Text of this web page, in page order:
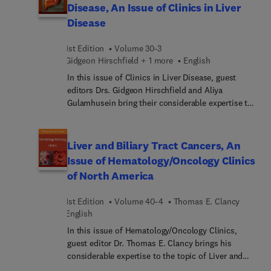
and controversy and invites preeminent
specialists to contribute original articles devoted
pediatrics inform and enhance clinical practice by
bringing concepts to a clinical level and exploring
their everyday impact on patient care.
Disease, An Issue of Clinics in Liver
Disease
1st Edition
Volume 30-3
Gidgeon Hirschfield + 1 more
English
In this issue of Clinics in Liver Disease, guest
editors Drs. Gidgeon Hirschfield and Aliya
Gulamhusein bring their considerable expertise to
to chronic cholestasis alongside a review of the
patient journey from diagnostic approach,
differential causes, symptom burden,
complications, and end stage liver disease.
Liver and Biliary Tract Cancers, An
Issue of Hematology/Oncology Clinics
of North America
1st Edition Volume 40-4
Thomas E. Clancy
English
In this issue of Hematology/Oncology Clinics,
guest editor Dr. Thomas E. Clancy brings his
considerable expertise to the topic of Liver and